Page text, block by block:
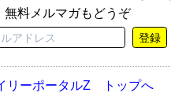
無料メルマガもどうぞ
登録
リーポータルZ トップへ